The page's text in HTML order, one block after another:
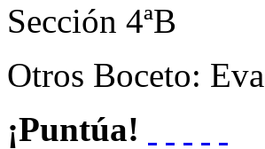
Sección 4ªB
Otros Boceto:
¡Puntúa!